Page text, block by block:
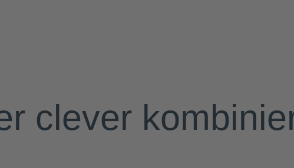
clever